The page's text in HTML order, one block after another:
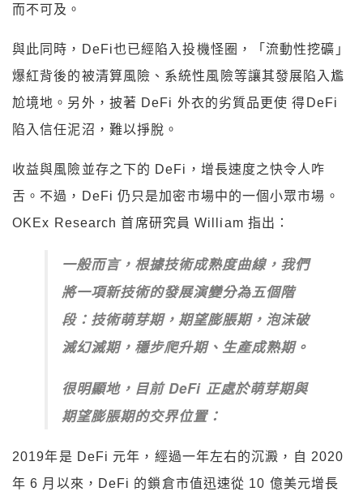
而不可及。
與此同時，DeFi也已經陷入投機怪圈，「流動性挖礦」
爆紅背後的被清算風險、系統性風險等讓其發展陷入尷
尬境地。另外，披著 DeFi 外衣的劣質品更使 得DeFi
陷入信任泥沼，難以掙脫。
收益與風險並存之下的 DeFi，增長速度之快令人咋
舌。不過，DeFi 仍只是加密市場中的一個小眾市場。
OKEx Research 首席研究員 William 指出：
一般而言，根據技術成熟度曲線，我們
將一項新技術的發展演變分為五個階
段：技術萌芽期，期望膨脹期，泡沫破
滅幻滅期，穩步爬升期、生產成熟期。
很明顯地，目前 DeFi 正處於萌芽期與
期望膨脹期的交界位置：
2019年是 DeFi 元年，經過一年左右的沉澱，自 2020
年 6 月以來，DeFi 的鎖倉市值迅速從 10 億美元增長